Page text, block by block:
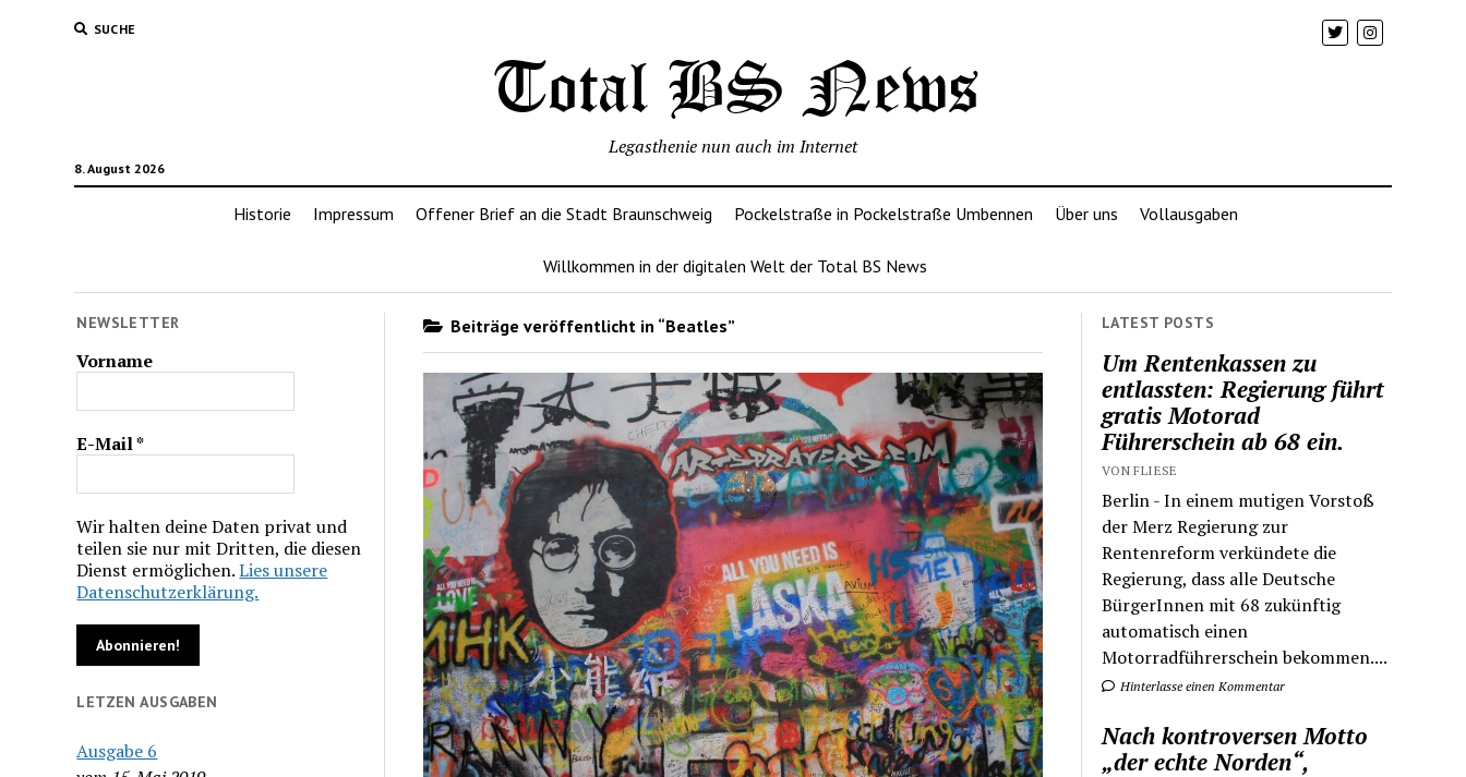
SUCHE
8. August 2026
Legasthenie nun auch im Internet
Historie Impressum Offener Brief an die Stadt Braunschweig Pockelstraße in Pockelstraße Umbennen Über uns Vollausgaben
Willkommen in der digitalen Welt der Total BS News
NEWSLETTER
Vorname
E-Mail*
Wir halten deine Daten privat und
teilen sie nur mit Dritten, die diesen
Dienst ermöglichen.Lies unsere
Datenschutzerklärung.
LETZEN AUSGABEN
Ausgabe 6
Beiträge veröffentlicht in “Beatles” LATEST POSTS
Um Rentenkassen zu
entlassten: Regierung führt
gratis Motorad
Führerschein ab 68 ein.
VON FLIESE
Berlin - In einem mutigen Vorstoß
der Merz Regierung zur
Rentenreform verkündete die
Regierung, dass alle Deutsche
BürgerInnen mit 68 zukünftig
automatisch einen
Motorradführerschein bekommen....
Hinterlasse einen Kommentar
Nach kontroversen Motto
„der echte Norden“,